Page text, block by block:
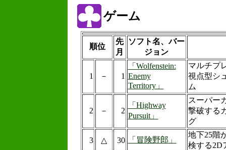
ゲーム
順位
先
月
ソフト名、バー
ジョン
1 － 1
「Wolfenstein:
Enemy
Territory」
マルチプ
視点型シ
ム
2 － 2
「Highway
Pursuit」
スーパー
撃破する
グ
3 △ 30 「冒険野郎」
地下25階
検する2D